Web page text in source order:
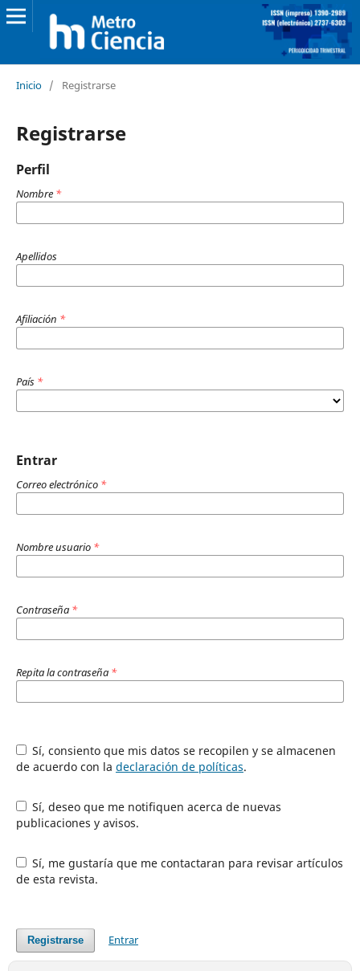
Inicio / Registrarse
Registrarse
Perfil
Nombre *
Apellidos
Afiliación *
País *
Entrar
Correo electrónico *
Nombre usuario *
Contraseña *
Repita la contraseña *
Sí, consiento que mis datos se recopilen y se almacenen
de acuerdo con la declaración de políticas.
Sí, deseo que me notifiquen acerca de nuevas
publicaciones y avisos.
Sí, me gustaría que me contactaran para revisar artículos
de esta revista.
Registrarse Entrar